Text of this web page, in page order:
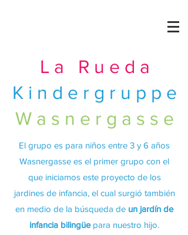
La Rueda
Kindergruppe
Wasnergasse
El grupo es para niños entre 3 y 6 años
Wasnergasse es el primer grupo con el
que iniciamos este proyecto de los
jardines de infancia, el cual surgió también
en medio de la búsqueda de un jardín de
infancia bilingüe para nuestro hijo.